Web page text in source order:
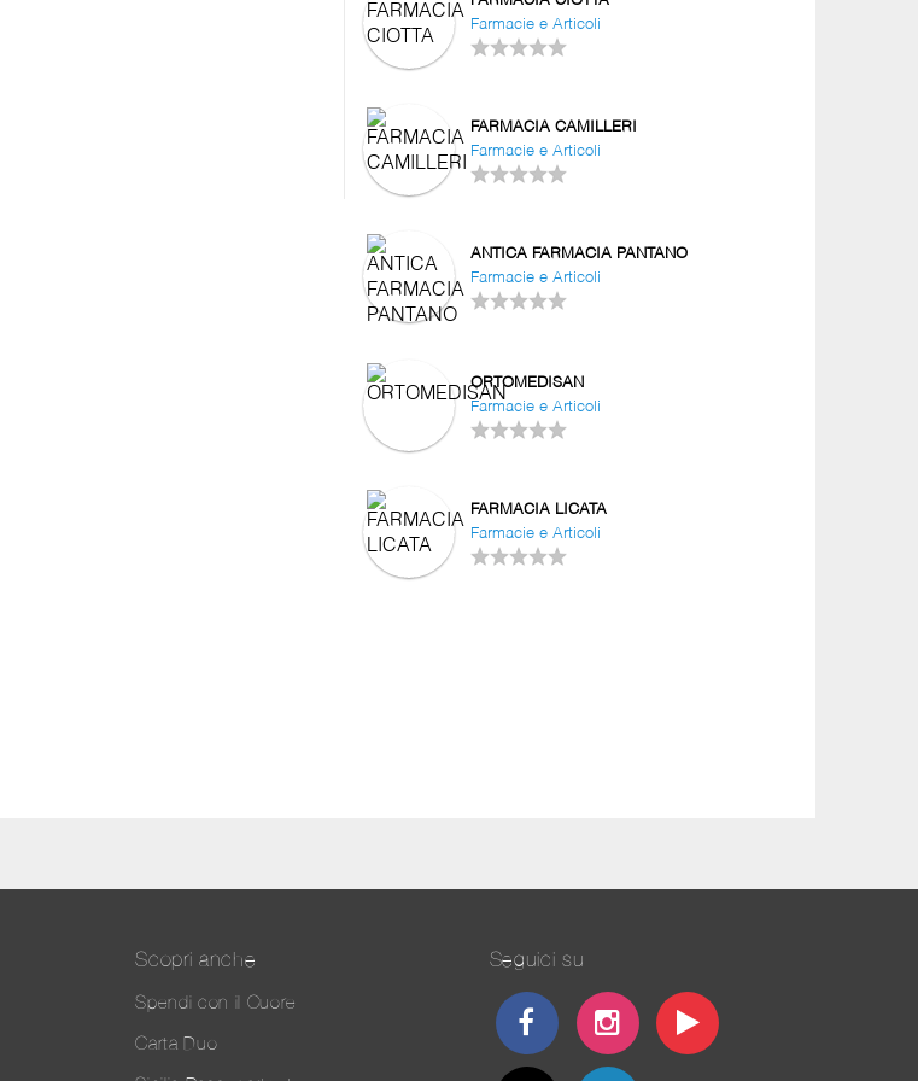
Farmacie e Articoli
FARMACIA CAMILLERI
Farmacie e Articoli
ANTICA FARMACIA PANTANO
Farmacie e Articoli
ORTOMEDISAN
Farmacie e Articoli
FARMACIA LICATA
Farmacie e Articoli
Scopri anche
Spendi con il Cuore
Carta Duo
Seguici su